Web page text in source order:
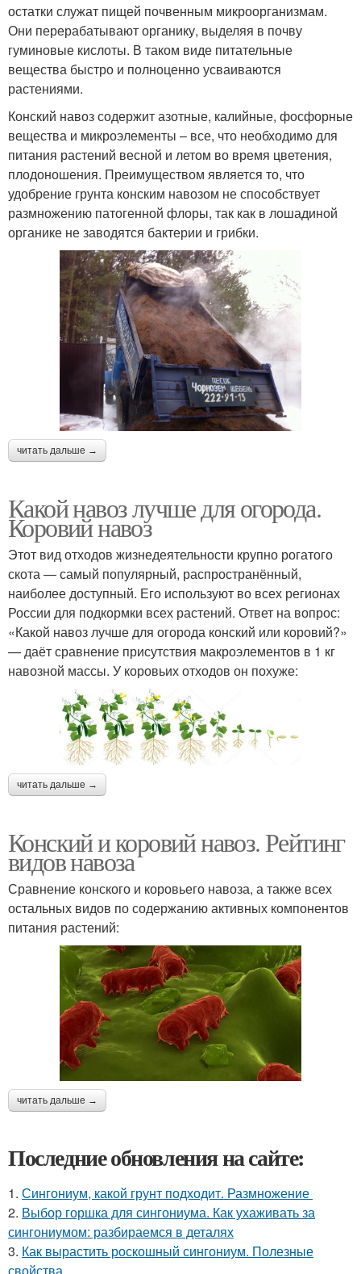
остатки служат пищей почвенным микроорганизмам.
Они перерабатывают органику, выделяя в почву
гуминовые кислоты. В таком виде питательные
вещества быстро и полноценно усваиваются
растениями.
Конский навоз содержит азотные, калийные, фосфорные
вещества и микроэлементы – все, что необходимо для
питания растений весной и летом во время цветения,
плодоношения. Преимуществом является то, что
удобрение грунта конским навозом не способствует
размножению патогенной флоры, так как в лошадиной
органике не заводятся бактерии и грибки.
читать дальше →
Какой навоз лучше для огорода.
Коровий навоз
Этот вид отходов жизнедеятельности крупно рогатого
скота — самый популярный, распространённый,
наиболее доступный. Его используют во всех регионах
России для подкормки всех растений. Ответ на вопрос:
«Какой навоз лучше для огорода конский или коровий?»
— даёт сравнение присутствия макроэлементов в 1 кг
навозной массы. У коровьих отходов он похуже:
читать дальше →
Конский и коровий навоз. Рейтинг
видов навоза
Сравнение конского и коровьего навоза, а также всех
остальных видов по содержанию активных компонентов
питания растений:
читать дальше →
Последние обновления на сайте:
1. Сингониум, какой грунт подходит. Размножение
2. Выбор горшка для сингониума. Как ухаживать за
сингониумом: разбираемся в деталях
3. Как вырастить роскошный сингониум. Полезные